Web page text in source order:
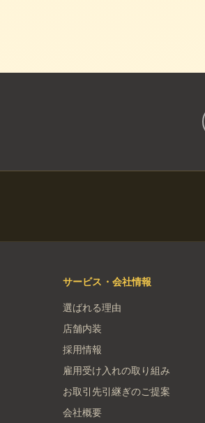
サービス・会社情報
選ばれる理由
店舗内装
採用情報
雇用受け入れの取り組み
お取引先引継ぎのご提案
会社概要